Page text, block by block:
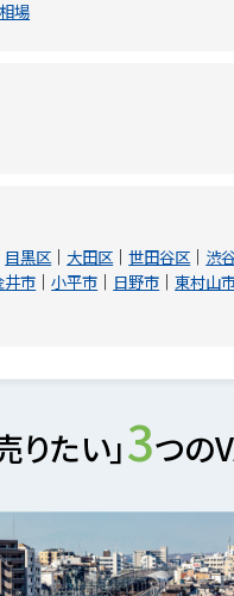
場
目黒区 大田区 世田谷区
渋
井市 小平市 日野市
東村山
たい」3つの